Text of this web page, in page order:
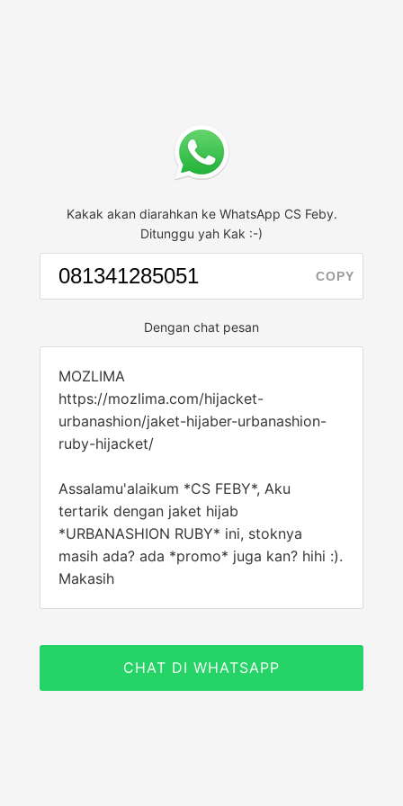
Kakak akan diarahkan ke WhatsApp CS Feby.
Ditunggu yah Kak :-)
COPY
Dengan chat pesan
MOZLIMA
https://mozlima.com/hijacket-
urbanashion/jaket-hijaber-urbanashion-
ruby-hijacket/
Assalamu'alaikum *CS FEBY*, Aku
tertarik dengan jaket hijab
*URBANASHION RUBY* ini, stoknya
masih ada? ada *promo* juga kan? hihi :).
Makasih
CHAT DI WHATSAPP